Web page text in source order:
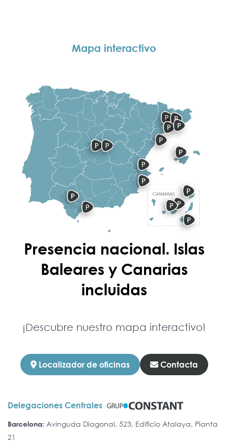
Mapa interactivo
Presencia nacional. Islas
Baleares y Canarias
incluidas
¡Descubre nuestro mapa interactivo!
Localizador de oficinas Contacta
Delegaciones Centrales
Barcelona: Avinguda Diagonal, 523, Edificio Atalaya, Planta
21